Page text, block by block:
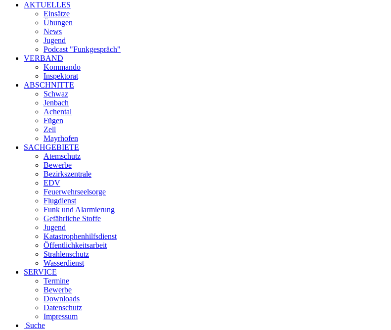
AKTUELLES
Einsätze
Übungen
News
Jugend
Podcast "Funkgespräch"
VERBAND
Kommando
Inspektorat
ABSCHNITTE
Schwaz
Jenbach
Achental
Fügen
Zell
Mayrhofen
SACHGEBIETE
Atemschutz
Bewerbe
Bezirkszentrale
EDV
Feuerwehrseelsorge
Flugdienst
Funk und Alarmierung
Gefährliche Stoffe
Jugend
Katastrophenhilfsdienst
Öffentlichkeitsarbeit
Strahlenschutz
Wasserdienst
SERVICE
Termine
Bewerbe
Downloads
Datenschutz
Impressum
Suche